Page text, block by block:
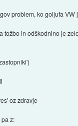
problem, ko goljufa VW
tožbo in odškodnino je
oz zdravje
z: